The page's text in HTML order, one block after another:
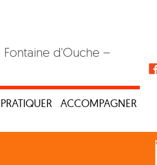
d'Ouche –
PRATIQUER ACCOMPAGNER